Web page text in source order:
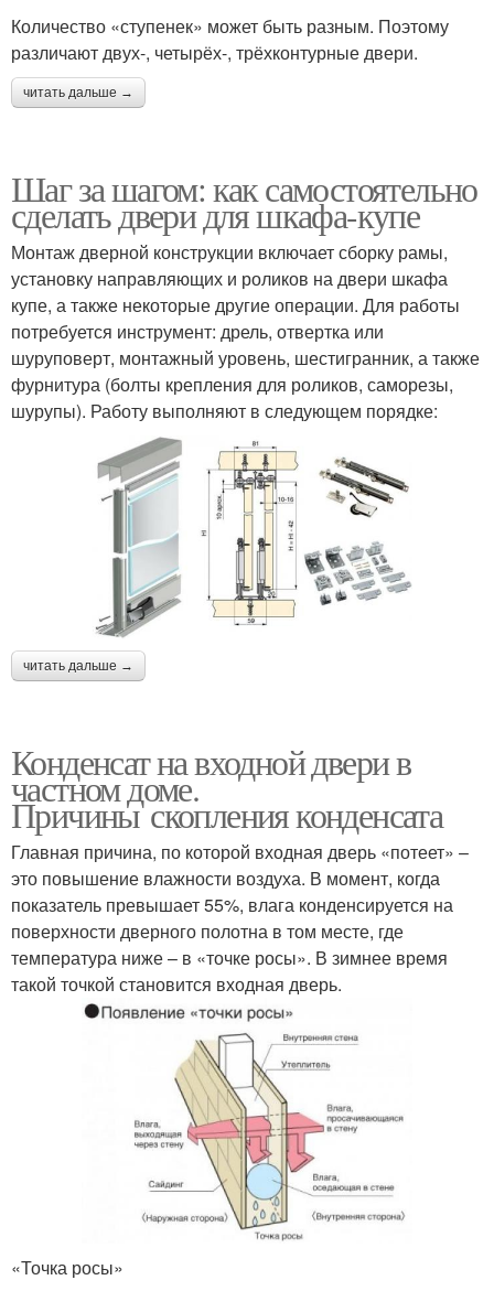
Количество «ступенек» может быть разным. Поэтому
различают двух-, четырёх-, трёхконтурные двери.
читать дальше →
Шаг за шагом: как самостоятельно
сделать двери для шкафа-купе
Монтаж дверной конструкции включает сборку рамы,
установку направляющих и роликов на двери шкафа
купе, а также некоторые другие операции. Для работы
потребуется инструмент: дрель, отвертка или
шуруповерт, монтажный уровень, шестигранник, а также
фурнитура (болты крепления для роликов, саморезы,
шурупы). Работу выполняют в следующем порядке:
читать дальше →
Конденсат на входной двери в
частном доме.
Причины скопления конденсата
Главная причина, по которой входная дверь «потеет» –
это повышение влажности воздуха. В момент, когда
показатель превышает 55%, влага конденсируется на
поверхности дверного полотна в том месте, где
температура ниже – в «точке росы». В зимнее время
такой точкой становится входная дверь.
«Точка росы»